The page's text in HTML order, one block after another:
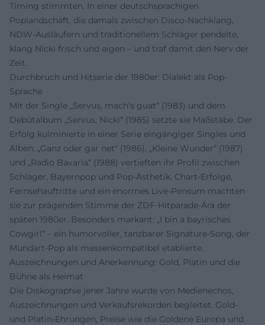
Timing stimmten. In einer deutschsprachigen
Poplandschaft, die damals zwischen Disco-Nachklang,
NDW-Ausläufern und traditionellem Schlager pendelte,
klang Nicki frisch und eigen – und traf damit den Nerv der
Zeit.
Durchbruch und Hitserie der 1980er: Dialekt als Pop-
Sprache
Mit der Single „Servus, mach’s guat“ (1983) und dem
Debütalbum „Servus, Nicki“ (1985) setzte sie Maßstäbe. Der
Erfolg kulminierte in einer Serie eingängiger Singles und
Alben: „Ganz oder gar net“ (1986), „Kleine Wunder“ (1987)
und „Radio Bavaria“ (1988) vertieften ihr Profil zwischen
Schlager, Bayernpop und Pop-Ästhetik. Chart-Erfolge,
Fernsehauftritte und ein enormes Live-Pensum machten
sie zur prägenden Stimme der ZDF-Hitparade-Ära der
späten 1980er. Besonders markant: „I bin a bayrisches
Cowgirl“ – ein humorvoller, tanzbarer Signature-Song, der
Mundart-Pop als massenkompatibel etablierte.
Auszeichnungen und Anerkennung: Gold, Platin und die
Bühne als Heimat
Die Diskographie jener Jahre wurde von Medienechos,
Auszeichnungen und Verkaufsrekorden begleitet. Gold-
und Platin-Ehrungen, Preise wie die Goldene Europa und